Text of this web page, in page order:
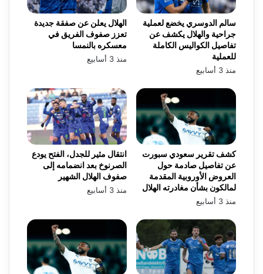
الهلال يعلن عن صفقة جديدة
تعزز صفوف الفريق في
معسكره بالنمسا
منذ 3 أسابيع
سالم الدوسري يخضع لعملية
جراحية والهلال يكشف عن
تفاصيل الكواليس الكاملة
للعملية
منذ 3 أسابيع
انتقال مثير للجدل، الفتح يودع
الصرنوخ بعد انضمامه إلى
صفوف الهلال الشهير
منذ 3 أسابيع
كشف تقرير سعودي سبورت
عن تفاصيل صادمة حول
العروض الأوروبية المقدمة
لمالكون بشأن مغادرته الهلال
منذ 3 أسابيع